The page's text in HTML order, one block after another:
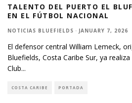
TALENTO DEL PUERTO EL
EN EL FÚTBOL NACIONAL
NOTICIAS BLUEFIELDS · JANUARY 7, 2026
El defensor central William Lemeck,
Bluefields, Costa Caribe Sur, ya
Club...
COSTA CARIBE PORTADA